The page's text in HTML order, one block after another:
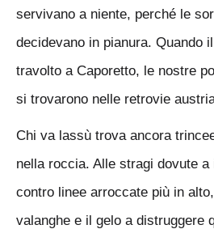
servivano a niente, perché le
decidevano in pianura. Quando
travolto a Caporetto, le nostre
si trovarono nelle retrovie
Chi va lassù trova ancora
nella roccia. Alle stragi dovute
contro linee arroccate più in
valanghe e il gelo a distruggere